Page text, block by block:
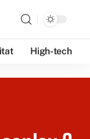
High-tech